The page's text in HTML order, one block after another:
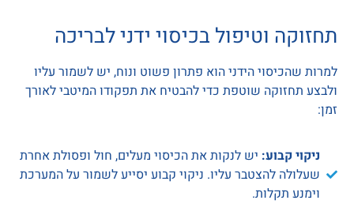
תחזוקה וטיפול בכיסוי ידני לבריכה
למרות שהכיסוי הידני הוא פתרון פשוט ונוח, יש לשמור עליו
ולבצע תחזוקה שוטפת כדי להבטיח את תפקודו המיטבי לאורך
זמן:
ניקוי קבוע: יש לנקות את הכיסוי מעלים, חול ופסולת אחרת
שעלולה להצטבר עליו. ניקוי קבוע יסייע לשמור על המערכת
וימנע תקלות.